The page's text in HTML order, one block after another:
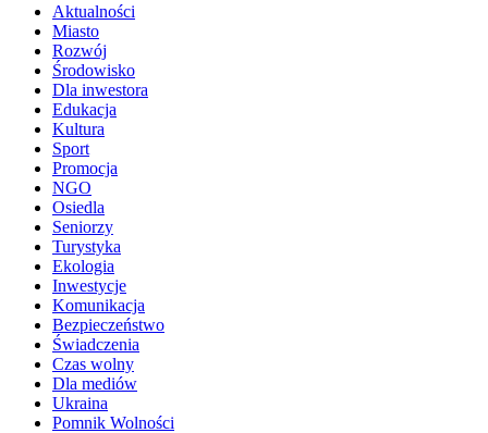
Aktualności
Miasto
Rozwój
Środowisko
Dla inwestora
Edukacja
Kultura
Sport
Promocja
NGO
Osiedla
Seniorzy
Turystyka
Ekologia
Inwestycje
Komunikacja
Bezpieczeństwo
Świadczenia
Czas wolny
Dla mediów
Ukraina
Pomnik Wolności